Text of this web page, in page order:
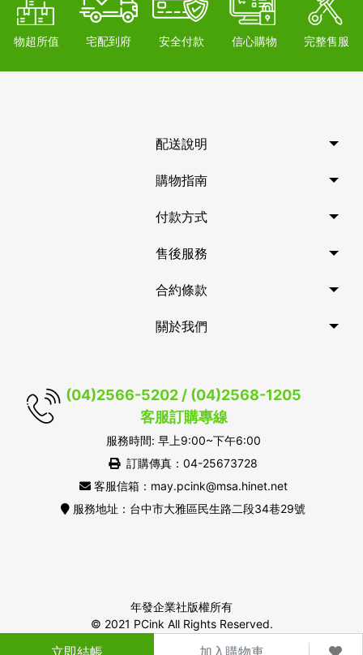
立即結帳 加入購物車
物超所值 宅配到府 安全付款 信心購物 完整售服
配送說明
購物指南
付款方式
售後服務
合約條款
關於我們
(04)2566-5202 / (04)2568-1205
客服訂購專線
服務時間: 早上9:00~下午6:00
訂購傳真：04-25673728
客服信箱：may.pcink@msa.hinet.net
服務地址：台中市大雅區民生路二段34巷29號
年發企業社版權所有
© 2021 PCink All Rights Reserved.